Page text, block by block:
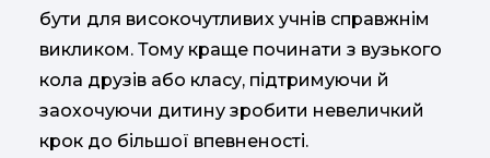
бути для високочутливих учнів справжнім
викликом. Тому краще починати з вузького
кола друзів або класу, підтримуючи й
заохочуючи дитину зробити невеличкий
крок до більшої впевненості.